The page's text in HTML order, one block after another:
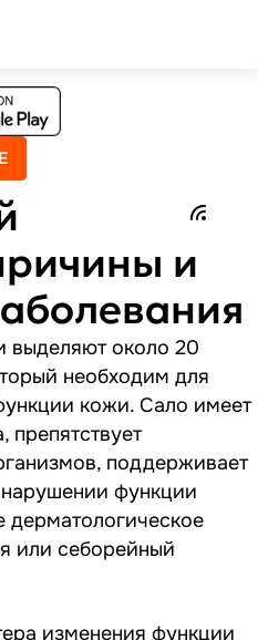
и
выделяют около 20
необходим для
кожи. Сало имеет
препятствует
поддерживает
функции
дерматологическое
или себорейный
изменения функции